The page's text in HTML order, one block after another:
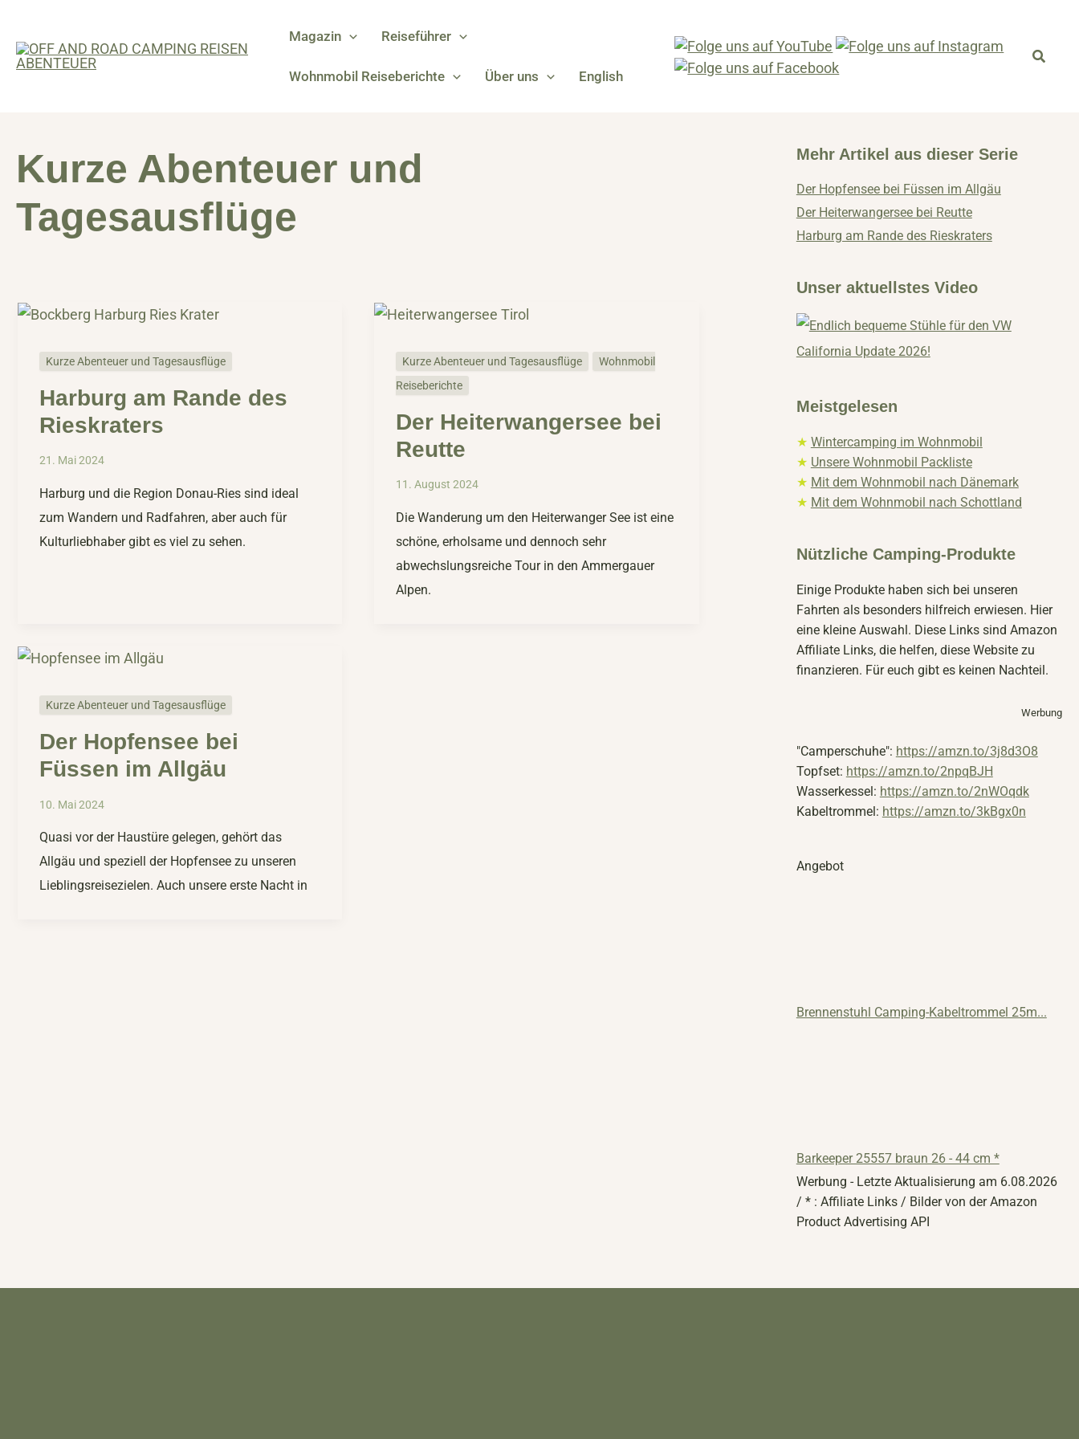
springen
Magazin Reiseführer
Wohnmobil Reiseberichte Über uns English
Kurze Abenteuer und
Tagesausflüge
Kurze Abenteuer und Tagesausflüge
Harburg am Rande des
Rieskraters
21. Mai 2024
Harburg und die Region Donau-Ries sind ideal
zum Wandern und Radfahren, aber auch für
Kulturliebhaber gibt es viel zu sehen.
Kurze Abenteuer und Tagesausflüge
Wohnmobil
Reiseberichte
Der Heiterwangersee bei
Reutte
11. August 2024
Die Wanderung um den Heiterwanger See ist eine
schöne, erholsame und dennoch sehr
abwechslungsreiche Tour in den Ammergauer
Alpen.
Kurze Abenteuer und Tagesausflüge
Der Hopfensee bei
Füssen im Allgäu
10. Mai 2024
Quasi vor der Haustüre gelegen, gehört das
Allgäu und speziell der Hopfensee zu unseren
Lieblingsreisezielen. Auch unsere erste Nacht in
Mehr Artikel aus dieser Serie
Der Hopfensee bei Füssen im Allgäu
Der Heiterwangersee bei Reutte
Harburg am Rande des Rieskraters
Unser aktuellstes Video
Meistgelesen
★ Wintercamping im Wohnmobil
★ Unsere Wohnmobil Packliste
★ Mit dem Wohnmobil nach Dänemark
★ Mit dem Wohnmobil nach Schottland
Nützliche Camping-Produkte
Einige Produkte haben sich bei unseren
Fahrten als besonders hilfreich erwiesen. Hier
eine kleine Auswahl. Diese Links sind Amazon
Affiliate Links, die helfen, diese Website zu
finanzieren. Für euch gibt es keinen Nachteil.
Werbung
"Camperschuhe": https://amzn.to/3j8d3O8
Topfset: https://amzn.to/2npqBJH
Wasserkessel: https://amzn.to/2nWOqdk
Kabeltrommel: https://amzn.to/3kBgx0n
Angebot
Brennenstuhl Camping-Kabeltrommel 25m...
Barkeeper 25557 braun 26 - 44 cm *
Werbung - Letzte Aktualisierung am 6.08.2026
/ * : Affiliate Links / Bilder von der Amazon
Product Advertising API